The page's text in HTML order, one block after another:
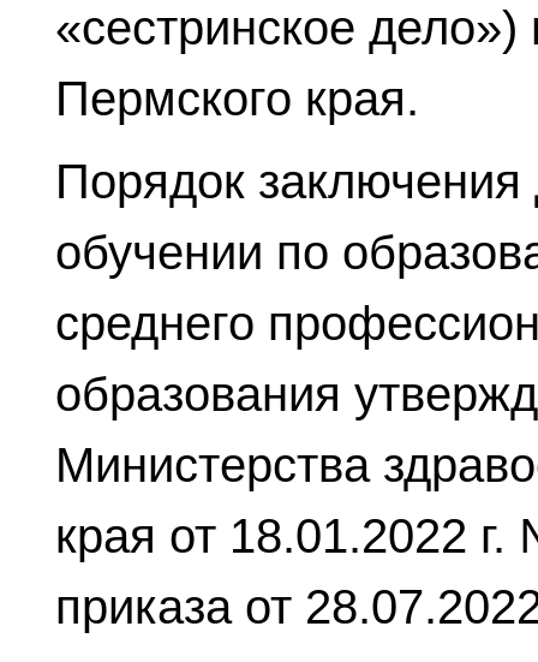
«сестринское
Пермского края.
Порядок
обучении по
среднего
образования
Министерства
края от 18.01.2022
приказа от